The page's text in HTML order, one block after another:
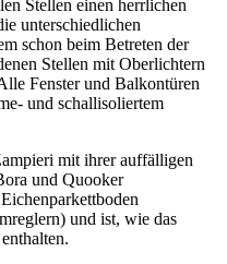
Stellen einen herrlichen
unterschiedlichen
schon beim Betreten der
Stellen mit Oberlichtern
Fenster und Balkontüren
und schallisoliertem
mit ihrer auffälligen
und Quooker
und ist, wie das